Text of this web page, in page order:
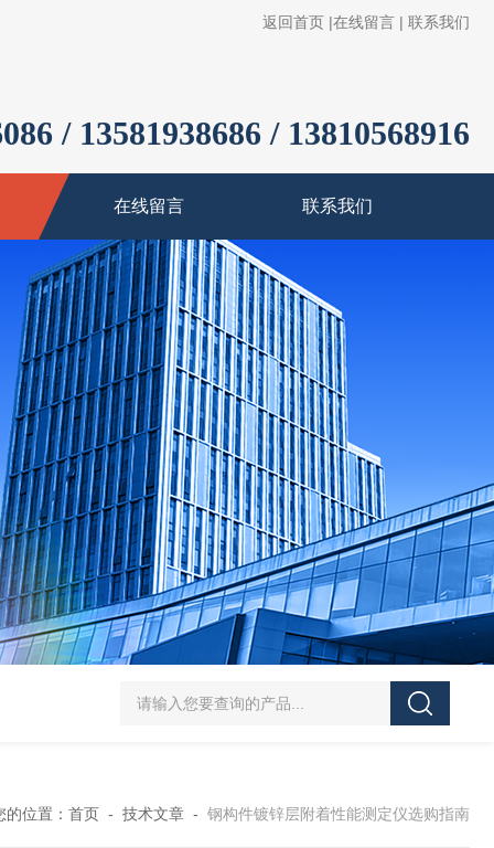
返回首页 |在线留言 | 联系我们
/ 13581938686 / 13810568916
在线留言 联系我们
100型漆膜落锤冲击测试仪交通U型板 ZTT-970C通信管道静摩擦系
的位置： 首页 - 技术文章 - 钢构件镀锌层附着性能测定仪选购指南